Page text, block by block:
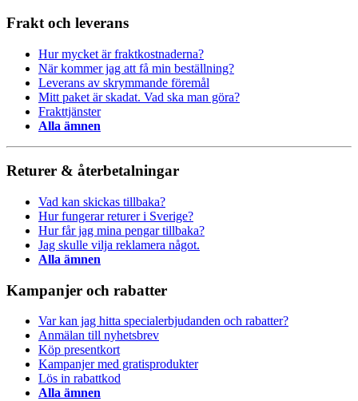
Frakt och leverans
Hur mycket är fraktkostnaderna?
När kommer jag att få min beställning?
Leverans av skrymmande föremål
Mitt paket är skadat. Vad ska man göra?
Frakttjänster
Alla ämnen
Returer & återbetalningar
Vad kan skickas tillbaka?
Hur fungerar returer i Sverige?
Hur får jag mina pengar tillbaka?
Jag skulle vilja reklamera något.
Alla ämnen
Kampanjer och rabatter
Var kan jag hitta specialerbjudanden och rabatter?
Anmälan till nyhetsbrev
Köp presentkort
Kampanjer med gratisprodukter
Lös in rabattkod
Alla ämnen